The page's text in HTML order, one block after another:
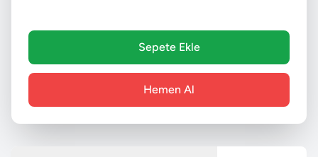
Sepete Ekle
Hemen Al